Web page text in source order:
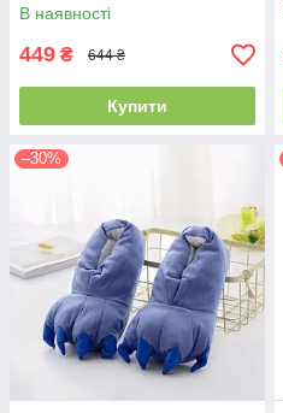
В наявності
449 ₴ 644 ₴
Купити
–30%